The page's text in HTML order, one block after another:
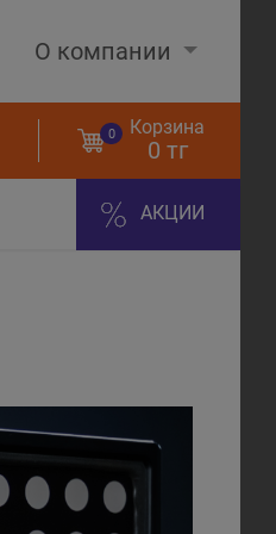
О компании
0 Корзина
0 тг
АКЦИИ